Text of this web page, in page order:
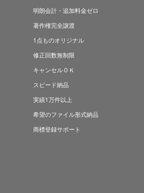
明朗会計・追加料金ゼロ
著作権完全譲渡
1点ものオリジナル
修正回数無制限
キャンセルＯＫ
スピード納品
実績1万件以上
希望のファイル形式納品
商標登録サポート